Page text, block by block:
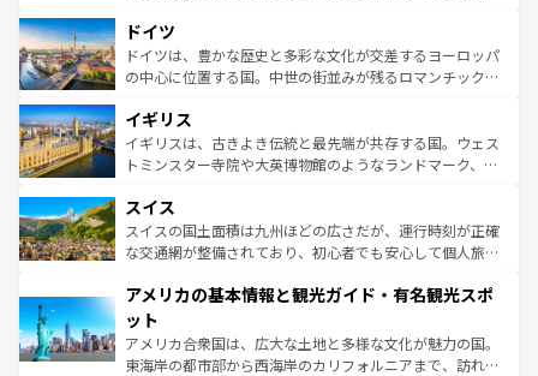
せる。地方によって風土や気候が異なるスペインはその個
性で訪れる人を魅了する。 なお、新着のスペイン情報は コ
ンテンツ一覧を参照してほしい。
で、幅広い魅力が詰まっている。華麗な宮殿、歴史的な大
聖堂、美しいビーチ、そして豊かな自然が、訪れる者を心
から魅了する。また、フランスは美食の国としても知ら
いる。シャンパンの発祥地であるランス、プロヴァンスの
香り高いラベンダー畑など、多彩な楽しみ方が可能だ。さ
らに、パリ以外の地域にも魅力が溢れており、どの街角に
れる地方に足を運ぶとそれぞれで全く異なる文化を体験で
きるだろう。 なお、新着のフランス情報はコンテンツ一覧
を参照してほしい。
ドイツ
ドイツは、豊かな歴史と多彩な文化が交差するヨーロッパ
の中心に位置する国。中世の街並みが残るロマンチック街
顔を持つこの国は、どこを歩いても飽きることがない。ベ
ルリンの文化的活気、バイエルン州のアルプスの絶景、そ
してライン川沿いのワイン畑といった風景は必見。ビール
は、お酒好きな人にはぜひ体験してほしい。 なお、新着の
ドイツ情報はコンテンツ一覧を参照してほしい。
イギリス
イギリスは、古きよき伝統と最先端が共存する国。ウェス
トミンスター寺院や大英博物館のようなランドマーク、歴
リアごとに異なる魅力がある。また、優雅なアフタヌーン
ティー、ビール好きにはたまらない英国パブ、サッカー観
戦など、本場だからこそできる体験も豊富。イギリスを旅
ンツ一覧を参照してほしい。
スイス
スイスの国土面積は九州ほどの広さだが、運行時刻が正確
な交通網が整備されており、初心者でも安心して個人旅行
の建物がそのまま残る町や、スイスならではのユニークな
博物館もあり、アルプス観光だけでなく町歩きも満喫する
ことができる。国民の所得が高いため物価も高いが、旅行
者向けの交通パス提供のサービスもあり、うまく活用すれ
アメリカの基本情報と観光ガイド・有名観光スポ
ット
アメリカ合衆国は、広大な土地と多様な文化が魅力の国。
東海岸の都市部から西海岸のカリフォルニアまで、訪れる